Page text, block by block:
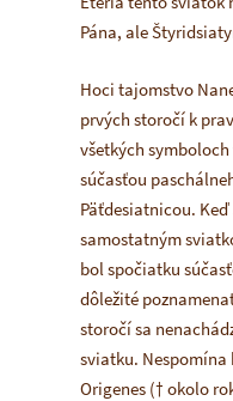
Pána, ale
Hoci tajomstvo
prvých storočí k
všetkých
súčasťou
Päťdesiatnicou.
samostatným
bol spočiatku
dôležité
storočí sa
sviatku. Nespomína
Origenes († okolo